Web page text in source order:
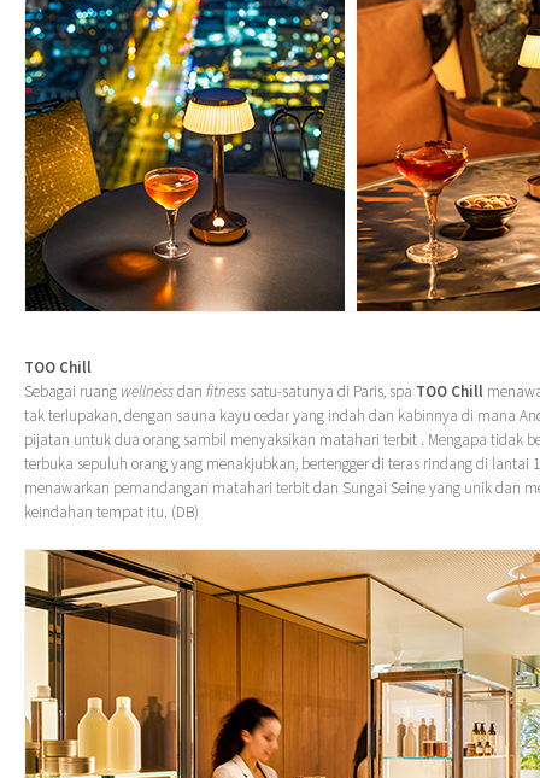
TOO Chill
Sebagai ruang wellnessdan fitness satu-satunya di Paris, spa TOO Chill
tak terlupakan, dengan sauna kayu cedar yang indah dan kabinnya di mana
pijatan untuk dua orang sambil menyaksikan matahari terbit . Mengapa tidak
terbuka sepuluh orang yang menakjubkan, bertengger di teras rindang di lantai
menawarkan pemandangan matahari terbit dan Sungai Seine yang unik dan
keindahan tempat itu. (DB)